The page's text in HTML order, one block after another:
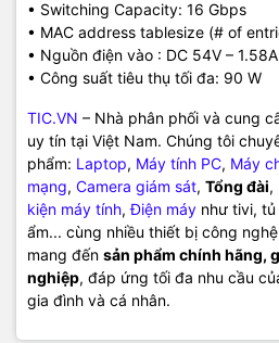
• Switching Capacity: 16 Gbps
• MAC address tablesize (# of
• Nguồn điện vào : DC 54V – 1.58A
• Công suất tiêu thụ tối đa: 90 W
TIC.VN – Nhà phân phối và cung
uy tín tại Việt Nam. Chúng tôi
phẩm: Laptop, Máy tính PC, Máy
mạng, Camera giám sát, Tổng đài,
kiện máy tính,Điện máy như tivi,
ẩm... cùng nhiều thiết bị công
mang đến sản phẩm chính hãng,
nghiệp, đáp ứng tối đa nhu cầu
gia đình và cá nhân.